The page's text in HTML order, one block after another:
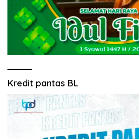
Kredit pantas BL